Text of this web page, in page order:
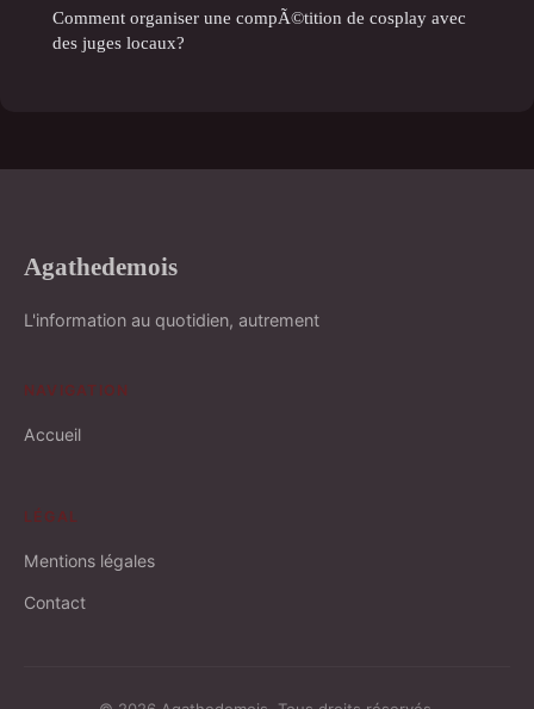
Comment organiser une compÃ©tition de cosplay avec
des juges locaux?
Agathedemois
L'information au quotidien, autrement
NAVIGATION
Accueil
LÉGAL
Mentions légales
Contact